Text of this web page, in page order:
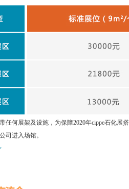
任何展架及设施，为保障2020年cippe石化
司进入场馆。